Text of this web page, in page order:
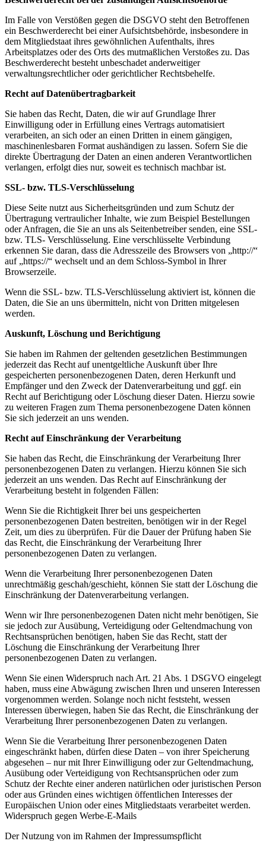
Im Falle von Verstößen gegen die DSGVO steht den Betroffenen
ein Beschwerderecht bei einer Aufsichtsbehörde, insbesondere in
dem Mitgliedstaat ihres gewöhnlichen Aufenthalts, ihres
Arbeitsplatzes oder des Orts des mutmaßlichen Verstoßes zu. Das
Beschwerderecht besteht unbeschadet anderweitiger
verwaltungsrechtlicher oder gerichtlicher Rechtsbehelfe.
Recht auf Datenübertragbarkeit
Sie haben das Recht, Daten, die wir auf Grundlage Ihrer
Einwilligung oder in Erfüllung eines Vertrags automatisiert
verarbeiten, an sich oder an einen Dritten in einem gängigen,
maschinenlesbaren Format aushändigen zu lassen. Sofern Sie die
direkte Übertragung der Daten an einen anderen Verantwortlichen
verlangen, erfolgt dies nur, soweit es technisch machbar ist.
SSL- bzw. TLS-Verschlüsselung
Diese Seite nutzt aus Sicherheitsgründen und zum Schutz der
Übertragung vertraulicher Inhalte, wie zum Beispiel Bestellungen
oder Anfragen, die Sie an uns als Seitenbetreiber senden, eine SSL-
bzw. TLS- Verschlüsselung. Eine verschlüsselte Verbindung
erkennen Sie daran, dass die Adresszeile des Browsers von „http://“
auf „https://“ wechselt und an dem Schloss-Symbol in Ihrer
Browserzeile.
Wenn die SSL- bzw. TLS-Verschlüsselung aktiviert ist, können die
Daten, die Sie an uns übermitteln, nicht von Dritten mitgelesen
werden.
Auskunft, Löschung und Berichtigung
Sie haben im Rahmen der geltenden gesetzlichen Bestimmungen
jederzeit das Recht auf unentgeltliche Auskunft über Ihre
gespeicherten personenbezogenen Daten, deren Herkunft und
Empfänger und den Zweck der Datenverarbeitung und ggf. ein
Recht auf Berichtigung oder Löschung dieser Daten. Hierzu sowie
zu weiteren Fragen zum Thema personenbezogene Daten können
Sie sich jederzeit an uns wenden.
Recht auf Einschränkung der Verarbeitung
Sie haben das Recht, die Einschränkung der Verarbeitung Ihrer
personenbezogenen Daten zu verlangen. Hierzu können Sie sich
jederzeit an uns wenden. Das Recht auf Einschränkung der
Verarbeitung besteht in folgenden Fällen:
Wenn Sie die Richtigkeit Ihrer bei uns gespeicherten
personenbezogenen Daten bestreiten, benötigen wir in der Regel
Zeit, um dies zu überprüfen. Für die Dauer der Prüfung haben Sie
das Recht, die Einschränkung der Verarbeitung Ihrer
personenbezogenen Daten zu verlangen.
Wenn die Verarbeitung Ihrer personenbezogenen Daten
unrechtmäßig geschah/geschieht, können Sie statt der Löschung die
Einschränkung der Datenverarbeitung verlangen.
Wenn wir Ihre personenbezogenen Daten nicht mehr benötigen, Sie
sie jedoch zur Ausübung, Verteidigung oder Geltendmachung von
Rechtsansprüchen benötigen, haben Sie das Recht, statt der
Löschung die Einschränkung der Verarbeitung Ihrer
personenbezogenen Daten zu verlangen.
Wenn Sie einen Widerspruch nach Art. 21 Abs. 1 DSGVO eingelegt
haben, muss eine Abwägung zwischen Ihren und unseren Interessen
vorgenommen werden. Solange noch nicht feststeht, wessen
Interessen überwiegen, haben Sie das Recht, die Einschränkung der
Verarbeitung Ihrer personenbezogenen Daten zu verlangen.
Wenn Sie die Verarbeitung Ihrer personenbezogenen Daten
eingeschränkt haben, dürfen diese Daten – von ihrer Speicherung
abgesehen – nur mit Ihrer Einwilligung oder zur Geltendmachung,
Ausübung oder Verteidigung von Rechtsansprüchen oder zum
Schutz der Rechte einer anderen natürlichen oder juristischen Person
oder aus Gründen eines wichtigen öffentlichen Interesses der
Europäischen Union oder eines Mitgliedstaats verarbeitet werden.
Widerspruch gegen Werbe-E-Mails
Der Nutzung von im Rahmen der Impressumspflicht